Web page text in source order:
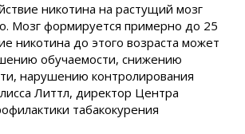
никотина на растущий мозг
Мозг формируется примерно до 25
никотина до этого возраста может
обучаемости, снижению
нарушению контролирования
Литтл, директор Центра
табакокурения